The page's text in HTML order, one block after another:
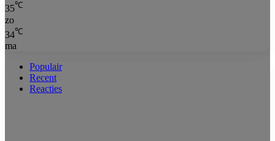
35℃
zo
34℃
ma
Populair
Recent
Reacties